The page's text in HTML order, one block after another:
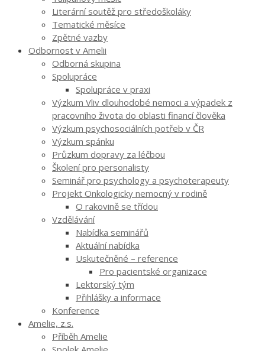
Literární soutěž pro středoškoláky
Tematické měsíce
Zpětné vazby
Odbornost v Amelii
Odborná skupina
Spolupráce
Spolupráce v praxi
Výzkum Vliv dlouhodobé nemoci a výpadek z
pracovního života do oblasti financí člověka
Výzkum psychosociálních potřeb v ČR
Výzkum spánku
Průzkum dopravy za léčbou
Školení pro personalisty
Seminář pro psychology a psychoterapeuty
Projekt Onkologicky nemocný v rodině
O rakovině se třídou
Vzdělávání
Nabídka seminářů
Aktuální nabídka
Uskutečněné – reference
Pro pacientské organizace
Lektorský tým
Přihlášky a informace
Konference
Amelie, z.s.
Příběh Amelie